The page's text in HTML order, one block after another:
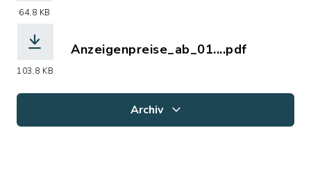
64,8 KB
103,8 KB
Anzeigenpreise_ab_01....pdf
Archiv